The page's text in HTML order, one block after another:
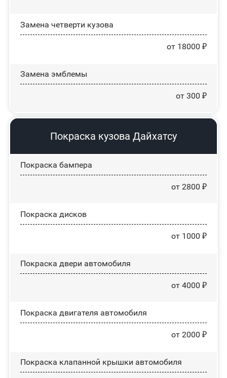
Замена четверти кузова
от 18000 ₽
Замена эмблемы
от 300 ₽
Покраска кузова Дайхатсу
Покраска бампера
от 2800 ₽
Покраска дисков
от 1000 ₽
Покраска двери автомобиля
от 4000 ₽
Покраска двигателя автомобиля
от 2000 ₽
Покраска клапанной крышки автомобиля